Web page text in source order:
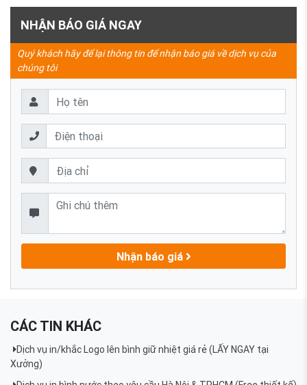
NHẬN BÁO GIÁ NGAY
Quý khách hãy để lại thông tin để nhận báo giá về dịch vụ của
chúng tôi
Nhận báo giá
CÁC TIN KHÁC
Dịch vụ in/khắc Logo lên bình giữ nhiệt giá rẻ (LẤY NGAY tại
Xưởng)